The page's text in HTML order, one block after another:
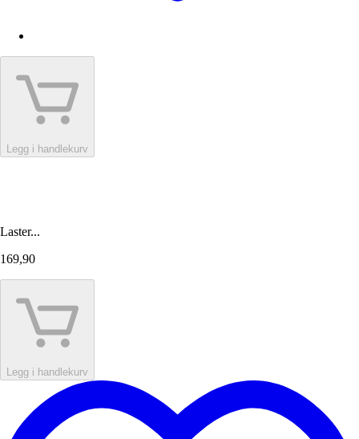
Legg i handlekurv
Laster...
169,90
Legg i handlekurv